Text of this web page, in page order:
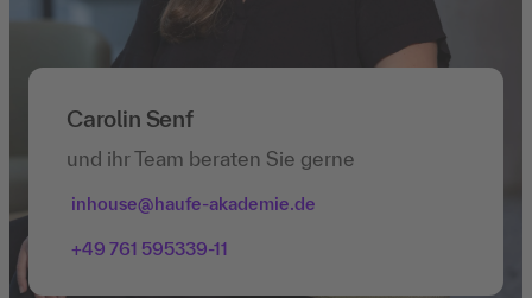
Carolin Senf
und ihr Team beraten Sie gerne
inhouse@haufe-akademie.de
+49 761 595339-11